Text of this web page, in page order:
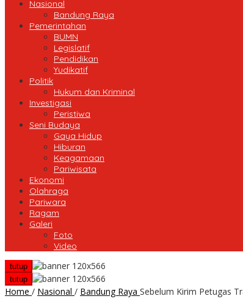
Nasional
Bandung Raya
Pemerintahan
BUMN
Legislatif
Pendidikan
Yudikatif
Politik
Hukum dan Kriminal
Investigasi
Peristiwa
Seni Budaya
Gaya Hidup
Hiburan
Keagamaan
Pariwisata
Ekonomi
Olahraga
Pariwara
Ragam
Galeri
Foto
Video
tutup
tutup
Home / Nasional / Bandung Raya Sebelum Kirim Petugas